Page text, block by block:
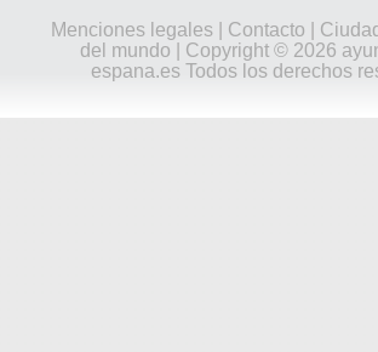
Menciones legales
Contacto
del mundo | Copyright © 2026
espana.es Todos los derechos